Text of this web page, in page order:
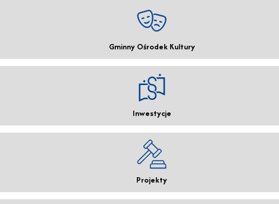
Gminny Ośrodek Kultury
Inwestycje
Projekty